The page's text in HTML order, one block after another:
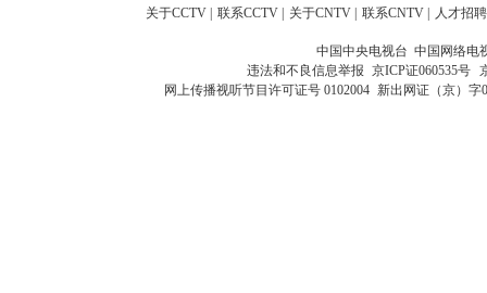
关于CCTV 联系CCTV 关于CNTV 联系CNTV 人才招聘
中国中央电视台 中国网络电
违法和不良信息举报 京ICP证060535号
网上传播视听节目许可证号 0102004 新出网证（京）